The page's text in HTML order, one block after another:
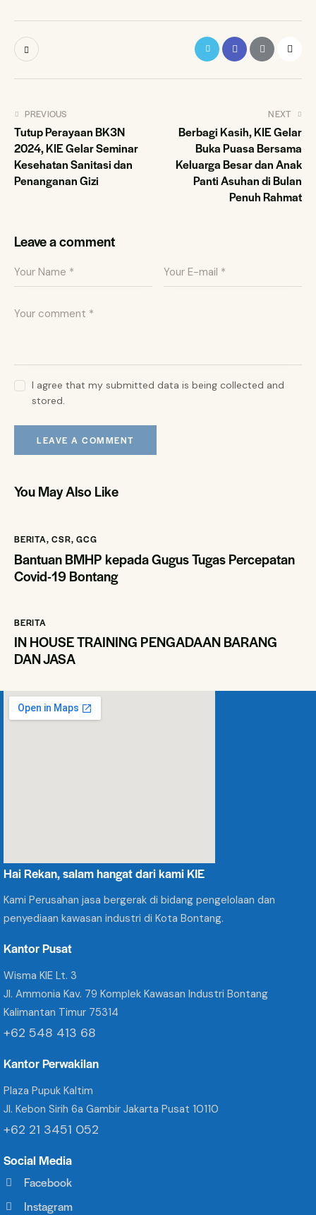
Post
navigation
PREVIOUS
Tutup Perayaan BK3N
2024, KIE Gelar Seminar
Kesehatan Sanitasi dan
Penanganan Gizi
NEXT
Berbagi Kasih, KIE Gelar
Buka Puasa Bersama
Keluarga Besar dan Anak
Panti Asuhan di Bulan
Penuh Rahmat
Leave a comment
I agree that my submitted data is being collected and
stored.
You May Also Like
BERITA,CSR,GCG
Bantuan BMHP kepada Gugus Tugas Percepatan
Covid-19 Bontang
BERITA
IN HOUSE TRAINING PENGADAAN BARANG
DAN JASA
Hai Rekan, salam hangat dari kami KIE
Kami Perusahan jasa bergerak di bidang pengelolaan dan
penyediaan kawasan industri di Kota Bontang.
Kantor Pusat
Wisma KIE Lt. 3
Jl. Ammonia Kav. 79 Komplek Kawasan Industri Bontang
Kalimantan Timur 75314
+62 548 413 68
Kantor Perwakilan
Plaza Pupuk Kaltim
Jl. Kebon Sirih 6a Gambir Jakarta Pusat 10110
+62 21 3451 052
Social Media
Facebook
Instagram